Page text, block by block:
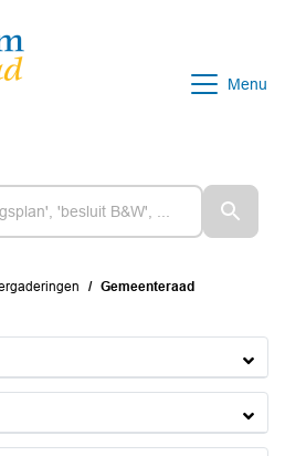
Menu
Gemeenteraad